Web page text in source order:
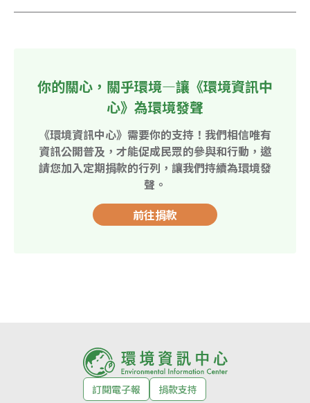
你的關心，關乎環境—讓《環境資訊中
心》為環境發聲
《環境資訊中心》需要你的支持！我們相信唯有
資訊公開普及，才能促成民眾的參與和行動，邀
請您加入定期捐款的行列，讓我們持續為環境發
聲。
前往捐款
訂閱電子報 捐款支持